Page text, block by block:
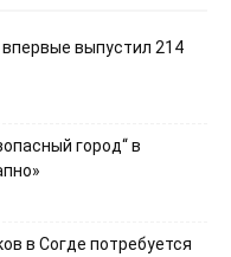
выпустил 214
город“ в
в Согде потребуется